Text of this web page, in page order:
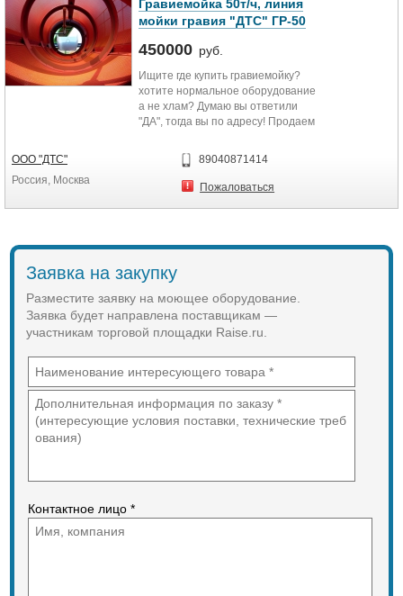
руб.
Гравиемойка 50т/ч, линия
мойки гравия "ДТС" ГР-50
450000 руб.
Ищите где купить гравиемойку?
хотите нормальное оборудование
а не хлам? Думаю вы ответили
"ДА", тогда вы по адресу! Продаем
ООО "ДТС"
Россия, Москва
89040871414
Пожаловаться
Заявка на закупку
Разместите заявку на моющее оборудование.
Заявка будет направлена поставщикам —
участникам торговой площадки Raise.ru.
Контактное лицо *